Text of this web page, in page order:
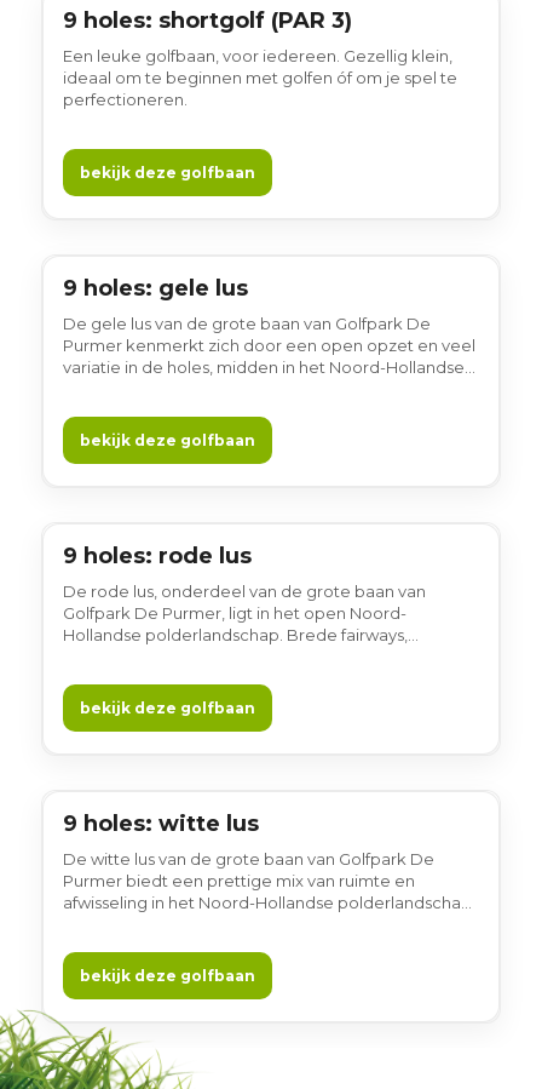
9 holes
9 holes: shortgolf (PAR 3)
Een leuke golfbaan, voor iedereen. Gezellig klein,
ideaal om te beginnen met golfen óf om je spel te
perfectioneren.
bekijk deze golfbaan
9 holes
9 holes: gele lus
De gele lus van de grote baan van Golfpark De
Purmer kenmerkt zich door een open opzet en veel
variatie in de holes, midden in het Noord-Hollandse
kenmerken. Gewoon gezellig!
bekijk deze golfbaan
9 holes
9 holes: rode lus
De rode lus, onderdeel van de grote baan van
Golfpark De Purmer, ligt in het open Noord-
Hollandse polderlandschap. Brede fairways,
ruimte in het spel. Gewoon gezellig!
bekijk deze golfbaan
9 holes
9 holes: witte lus
De witte lus van de grote baan van Golfpark De
Purmer biedt een prettige mix van ruimte en
afwisseling in het Noord-Hollandse polderlandschap.
steeds wisselende vergezichten. Gewoon gezellig!
bekijk deze golfbaan